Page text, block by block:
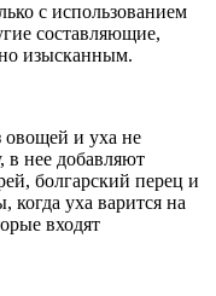
с использованием
составляющие,
изысканным.
овощей и уха не
в нее добавляют
болгарский перец и
уха варится на
входят